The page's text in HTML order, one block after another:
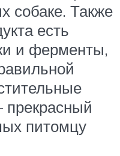
собаке. Также
есть
и ферменты,
питомцу